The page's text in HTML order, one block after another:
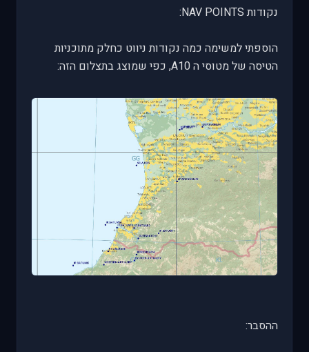
נקודות NAV POINTS:
הוספתי למשימה כמה נקודות ניווט כחלק מתוכניות
הטיסה של מטוסי ה A10, כפי שמוצג בתצלום הזה:
ההסבר: